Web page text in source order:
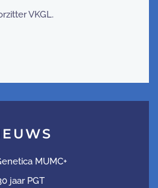
VKGL.
MUMC+
jaar PGT